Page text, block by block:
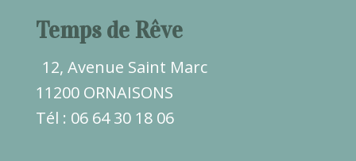
Temps de Rêve
12, Avenue Saint Marc
11200 ORNAISONS
Tél : 06 64 30 18 06